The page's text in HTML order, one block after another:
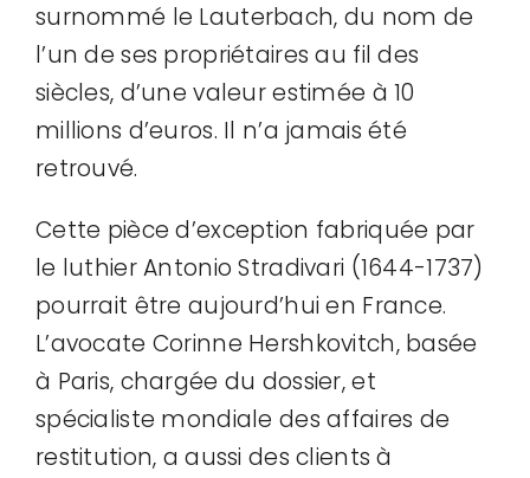
surnommé le Lauterbach, du nom de
l’un de ses propriétaires au fil des
siècles, d’une valeur estimée à 10
millions d’euros. Il n’a jamais été
retrouvé.
Cette pièce d’exception fabriquée par
le luthier Antonio Stradivari (1644-1737)
pourrait être aujourd’hui en France.
L’avocate Corinne Hershkovitch, basée
à Paris, chargée du dossier, et
spécialiste mondiale des affaires de
restitution, a aussi des clients à